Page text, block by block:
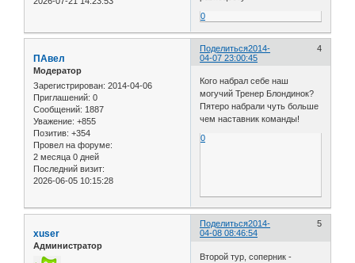
0
Поделиться 4
2014-
04-07 23:00:45
ПАвел
Модератор
Зарегистрирован: 2014-04-06
Приглашений: 0
Сообщений: 1887
Уважение: +855
Позитив: +354
Провел на форуме:
2 месяца 0 дней
Последний визит:
2026-06-05 10:15:28
Кого набрал себе наш
могучий Тренер Блондинок?
Пятеро набрали чуть больше
чем наставник команды!
0
Поделиться 5
2014-
04-08 08:46:54
xuser
Администратор
Второй тур, соперник -